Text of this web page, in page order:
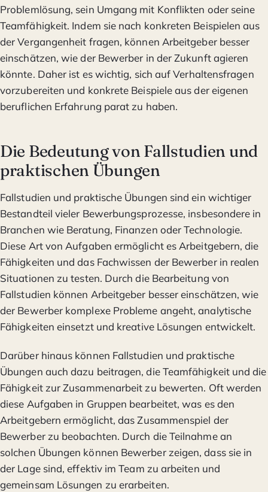
Problemlösung, sein Umgang mit Konflikten oder seine
Teamfähigkeit. Indem sie nach konkreten Beispielen aus
der Vergangenheit fragen, können Arbeitgeber besser
einschätzen, wie der Bewerber in der Zukunft agieren
könnte. Daher ist es wichtig, sich auf Verhaltensfragen
vorzubereiten und konkrete Beispiele aus der eigenen
beruflichen Erfahrung parat zu haben.
Die Bedeutung von Fallstudien und
praktischen Übungen
Fallstudien und praktische Übungen sind ein wichtiger
Bestandteil vieler Bewerbungsprozesse, insbesondere in
Branchen wie Beratung, Finanzen oder Technologie.
Diese Art von Aufgaben ermöglicht es Arbeitgebern, die
Fähigkeiten und das Fachwissen der Bewerber in realen
Situationen zu testen. Durch die Bearbeitung von
Fallstudien können Arbeitgeber besser einschätzen, wie
der Bewerber komplexe Probleme angeht, analytische
Fähigkeiten einsetzt und kreative Lösungen entwickelt.
Darüber hinaus können Fallstudien und praktische
Übungen auch dazu beitragen, die Teamfähigkeit und die
Fähigkeit zur Zusammenarbeit zu bewerten. Oft werden
diese Aufgaben in Gruppen bearbeitet, was es den
Arbeitgebern ermöglicht, das Zusammenspiel der
Bewerber zu beobachten. Durch die Teilnahme an
solchen Übungen können Bewerber zeigen, dass sie in
der Lage sind, effektiv im Team zu arbeiten und
gemeinsam Lösungen zu erarbeiten.